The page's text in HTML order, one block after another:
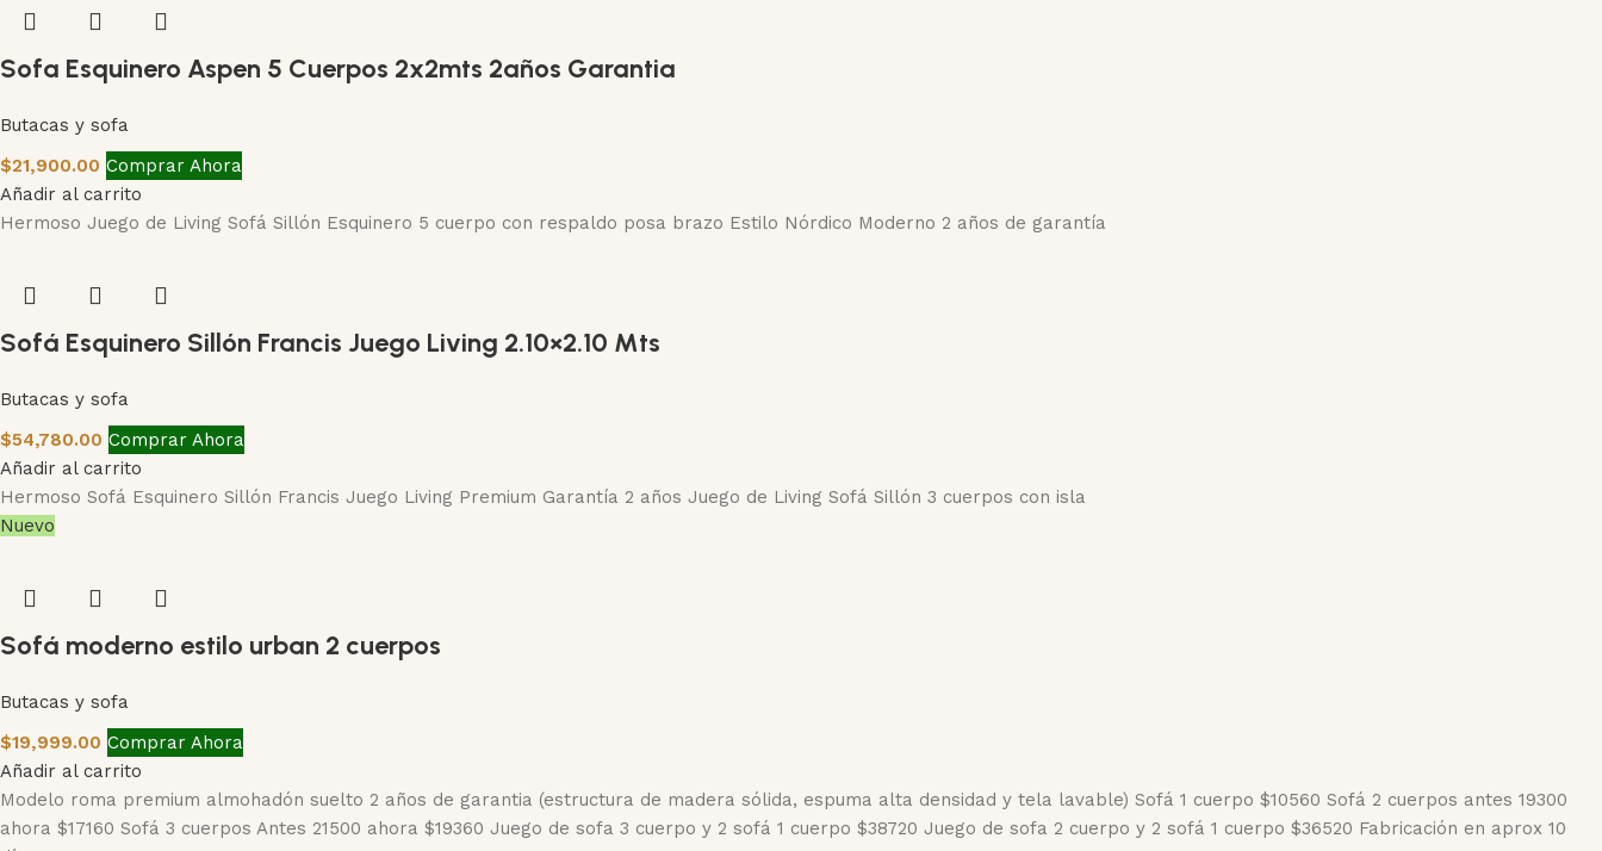
Sofa Esquinero Aspen 5 Cuerpos 2x2mts 2años Garantia
Butacas y sofa
$21,900.00 Comprar Ahora
Añadir al carrito
Hermoso Juego de Living Sofá Sillón Esquinero 5 cuerpo con respaldo posa brazo Estilo Nórdico Moderno 2 años de garantía
Sofá Esquinero Sillón Francis Juego Living 2.10×2.10 Mts
Butacas y sofa
$54,780.00 Comprar Ahora
Añadir al carrito
Hermoso Sofá Esquinero Sillón Francis Juego Living Premium Garantía 2 años Juego de Living Sofá Sillón 3 cuerpos con isla
Nuevo
Sofá moderno estilo urban 2 cuerpos
Butacas y sofa
$19,999.00 Comprar Ahora
Añadir al carrito
Modelo roma premium almohadón suelto 2 años de garantia (estructura de madera sólida, espuma alta densidad y tela lavable) Sofá 1 cuerpo $10560 Sofá 2 cuerpos antes 19300
ahora $17160 Sofá 3 cuerpos Antes 21500 ahora $19360 Juego de sofa 3 cuerpo y 2 sofá 1 cuerpo $38720 Juego de sofa 2 cuerpo y 2 sofá 1 cuerpo $36520 Fabricación en aprox 10